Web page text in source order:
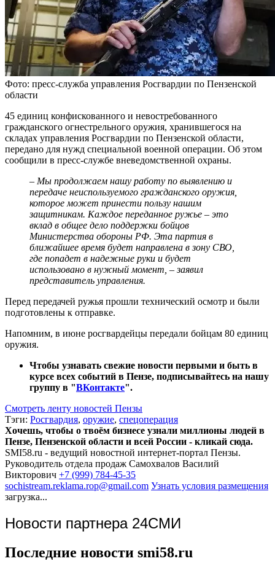
Фото: пресс-служба управления Росгвардии по Пензенской
области
45 единиц конфискованного и невостребованного
гражданского огнестрельного оружия, хранившегося на
складах управления Росгвардии по Пензенской области,
передано для нужд специальной военной операции. Об этом
сообщили в пресс-службе вневедомственной охраны.
– Мы продолжаем нашу работу по выявлению и
передаче неиспользуемого гражданского оружия,
которое может принести пользу нашим
защитникам. Каждое переданное ружье – это
вклад в общее дело поддержки бойцов
Министерства обороны РФ. Эта партия в
ближайшее время будет направлена в зону СВО,
где попадет в надежные руки и будет
использовано в нужный момент , – заявил
представитель управления.
Перед передачей ружья прошли технический осмотр и были
подготовлены к отправке.
Напомним, в июне росгвардейцы передали бойцам 80 единиц
оружия.
Чтобы узнавать свежие новости первыми и быть в
курсе всех событий в Пензе, подписывайтесь на нашу
группу в "ВКонтакте".
Смотреть ленту новостей Пензы
Тэги: Росгвардия, оружие, спецоперация
Хочешь, чтобы о твоём бизнесе узнали миллионы людей в
Пензе, Пензенской области и всей России - кликай сюда.
SMI58.ru - ведущий новостной интернет-портал Пензы.
Руководитель отдела продаж Самохвалов Василий
Викторович +7 (999) 784-45-35
sochistream.reklama.rop@gmail.com Узнать условия размещения
загрузка...
Новости партнера 24СМИ
Последние новости smi58.ru